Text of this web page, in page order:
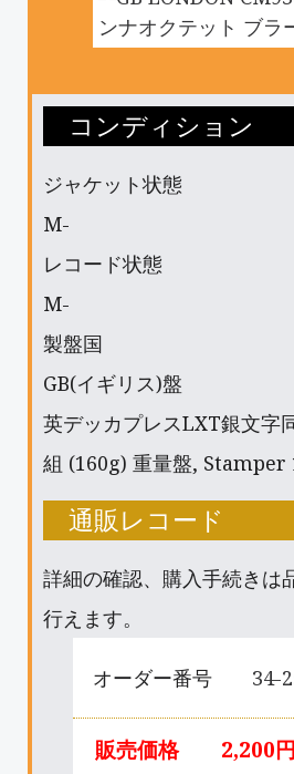
コンディション
ジャケット状態
M-
レコード状態
M-
製盤国
GB(イギリス)盤
英デッカプレスLXT銀文字
組 (160g) 重量盤, Stamper
通販レコード
詳細の確認、購入手続きは
行えます。
オーダー番号 34-
販売価格 2,200円